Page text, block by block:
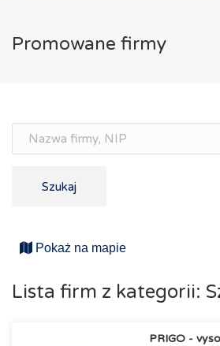
Promowane firmy
Szukaj
Pokaż na mapie
Lista firm z kategorii:
PRIGO -